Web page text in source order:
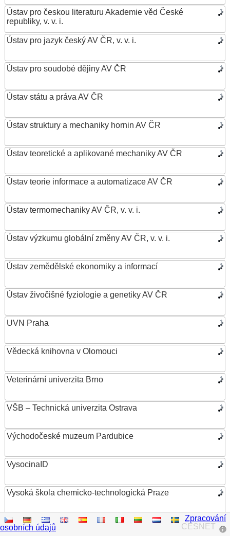
Ústav pro českou literaturu Akademie věd České
republiky, v. v. i.
Ústav pro jazyk český AV ČR, v. v. i.
Ústav pro soudobé dějiny AV ČR
Ústav státu a práva AV ČR
Ústav struktury a mechaniky hornin AV ČR
Ústav teoretické a aplikované mechaniky AV ČR
Ústav teorie informace a automatizace AV ČR
Ústav termomechaniky AV ČR, v. v. i.
Ústav výzkumu globální změny AV ČR, v. v. i.
Ústav zemědělské ekonomiky a informací
Ústav živočišné fyziologie a genetiky AV ČR
UVN Praha
Vědecká knihovna v Olomouci
Veterinární univerzita Brno
VŠB – Technická univerzita Ostrava
Východočeské muzeum Pardubice
VysocinaID
Vysoká škola chemicko-technologická Praze
Vysoká škola ekonomická v Praze
CESNET
Zpracování
osobních údajů